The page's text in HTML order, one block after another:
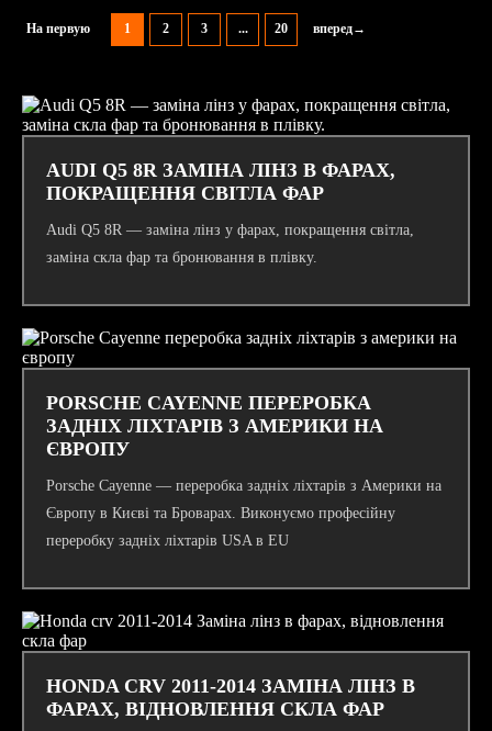
На первую 1 2 3 ... 20 вперед→
AUDI Q5 8R ЗАМІНА ЛІНЗ В ФАРАХ,
ПОКРАЩЕННЯ СВІТЛА ФАР
Audi Q5 8R — заміна лінз у фарах, покращення світла,
заміна скла фар та бронювання в плівку.
PORSCHE CAYENNE ПЕРЕРОБКА
ЗАДНІХ ЛІХТАРІВ З АМЕРИКИ НА
ЄВРОПУ
Porsche Cayenne — переробка задніх ліхтарів з Америки на
Європу в Києві та Броварах. Виконуємо професійну
переробку задніх ліхтарів USA в EU
HONDA CRV 2011-2014 ЗАМІНА ЛІНЗ В
ФАРАХ, ВІДНОВЛЕННЯ СКЛА ФАР